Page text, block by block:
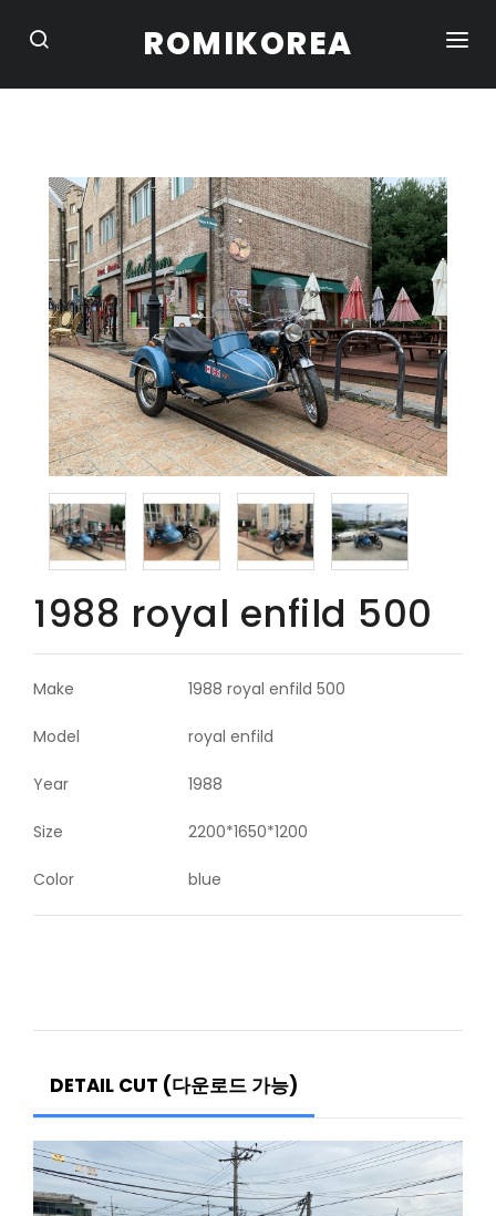
ROMIKOREA
HOME
CONVERTIBLE
SUV / CAMPER
TRUCK / VAN
SEDAN / COUPE
BIKE
PORTFOLIO
1988 royal enfild 500
Make 1988 royal enfild 500
Model royal enfild
Year 1988
Size 2200*1650*1200
Color blue
DETAIL CUT (다운로드 가능)